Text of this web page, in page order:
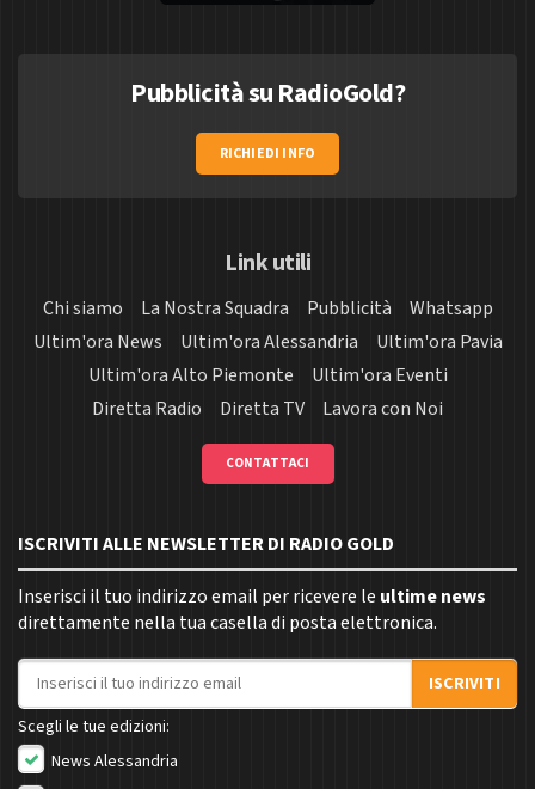
Pubblicità su RadioGold?
RICHIEDI INFO
Link utili
Chi siamo La Nostra Squadra Pubblicità
Whatsapp
Ultim'ora News
Ultim'ora Alessandria
Ultim'ora Pavia
Ultim'ora Alto Piemonte
Ultim'ora Eventi
Diretta Radio
Diretta TV Lavora con Noi
CONTATTACI
ISCRIVITI ALLE NEWSLETTER DI RADIO GOLD
Inserisci il tuo indirizzo email per ricevere le ultime news
direttamente nella tua casella di posta elettronica.
Indirizzo email
ISCRIVITI
Scegli le tue edizioni:
News Alessandria